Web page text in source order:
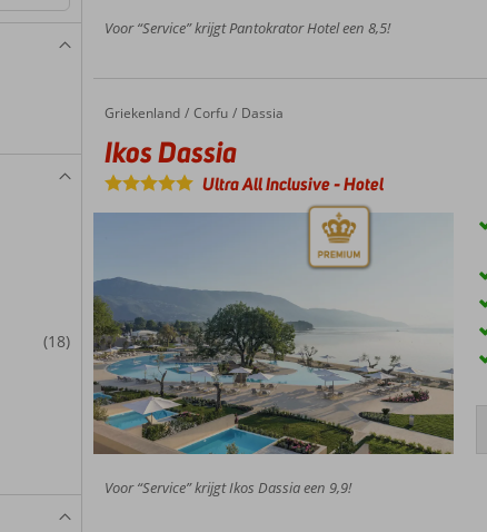
(18)
Voor “Service” krijgt Pantokrator Hotel een 8,5!
Home
Griekenland Corfu Dassia
Ikos Dassia
Ikos Dassia
Ultra All Inclusive-Hotel
Voor “Service” krijgt Ikos Dassia een 9,9!